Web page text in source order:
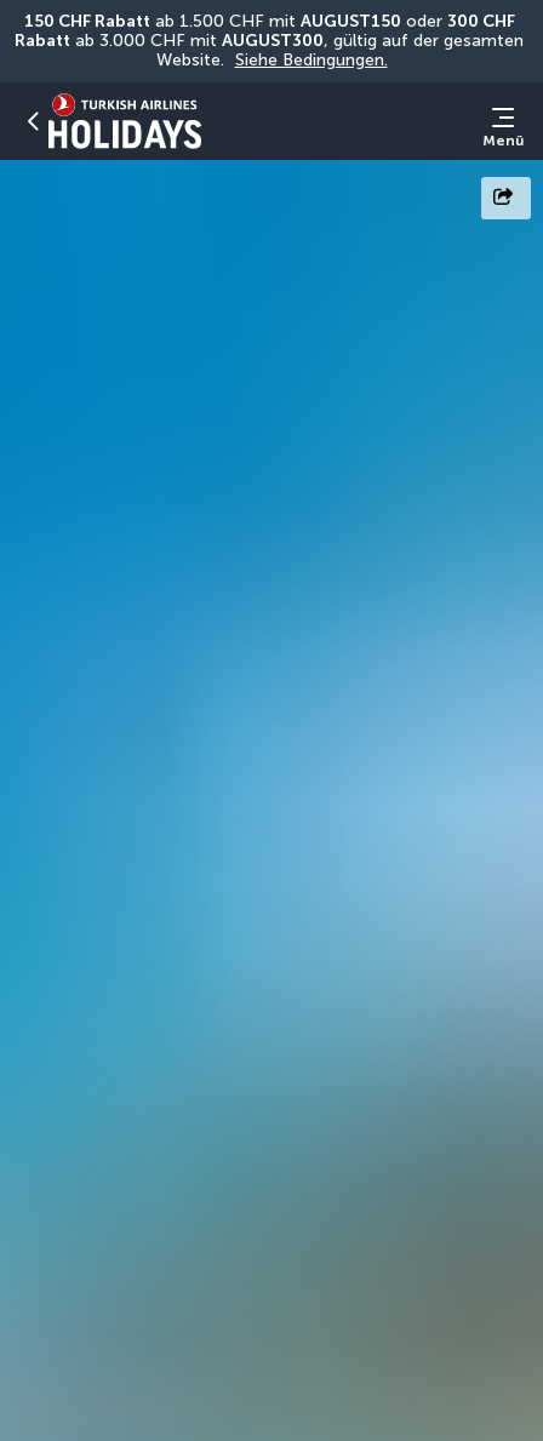
150 CHF Rabatt ab 1.500 CHF mit AUGUST150 oder 300 CHF
Rabatt ab 3.000 CHF mit AUGUST300, gültig auf der gesamten
Website. Siehe Bedingungen.
Menü